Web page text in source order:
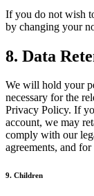
If you do not wish
by changing your
8. Data
We will hold your
necessary for the
Privacy Policy. If
account, we may
comply with our
agreements, and
9. Children